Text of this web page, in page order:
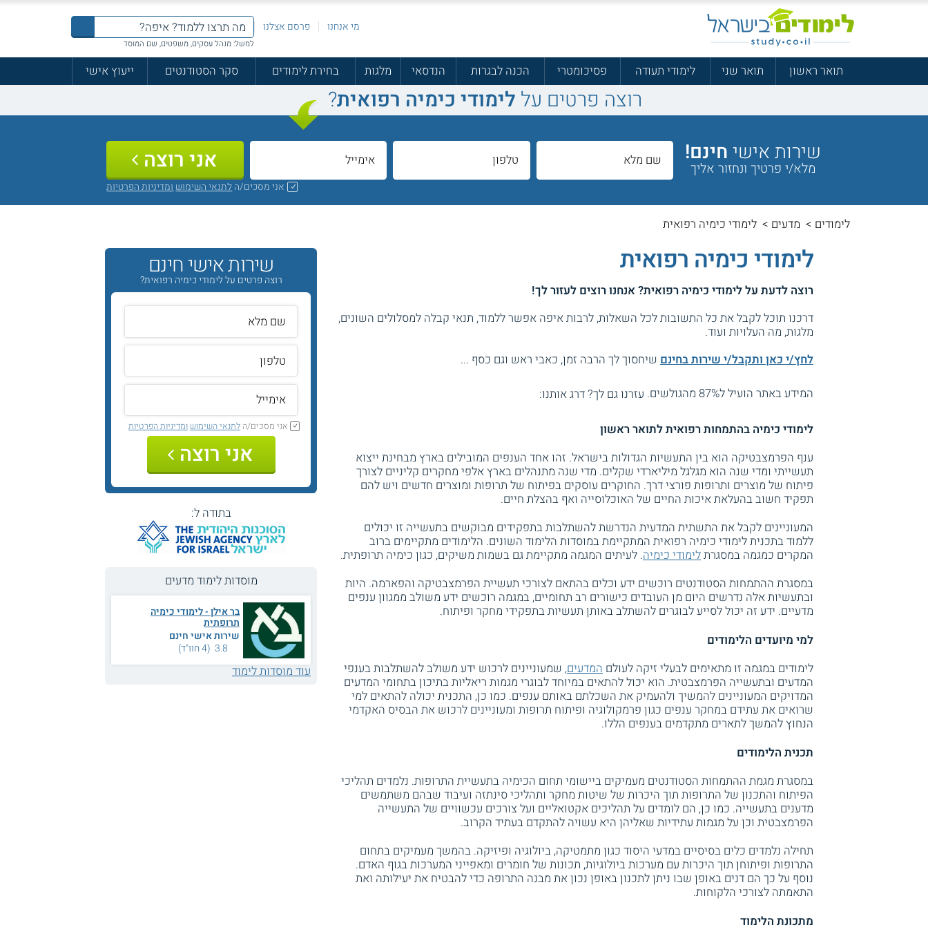
מי אנחנו פרסם אצלנו
למשל: מנהל עסקים, משפטים, שם המוסד
תואר ראשון תואר שני לימודי תעודה פסיכומטרי הכנה לבגרות הנדסאי מלגות בחירת לימודים סקר הסטודנטים ייעוץ אישי
רוצה פרטים על לימודי כימיה רפואית?
שירות אישיחינם!
מלא/י פרטיך ונחזור אליך
אני מסכים/הלתנאי השימושומדיניות הפרטיות
אני רוצה
לימודים > מדעים > לימודי כימיה רפואית
לימודי כימיה רפואית
רוצה לדעת עללימודי כימיה רפואית? אנחנו רוצים לעזור לך!
דרכנו תוכל לקבל את כל התשובות לכל השאלות, לרבות איפה אפשר ללמוד, תנאי קבלה למסלולים השונים,
מלגות, מה העלויות ועוד.
לחץ/י כאן ותקבל/י שירות בחינם שיחסוך לך הרבה זמן, כאבי ראש וגם כסף ...
המידע באתר הועיל ל87% מהגולשים.
עזרנו גם לך? דרג אותנו:
לימודי כימיה בהתמחות רפואית לתואר ראשון
ענף הפרמצבטיקה הוא בין התעשיות הגדולות בישראל. זהו אחד הענפים המובילים בארץ מבחינת ייצוא
תעשייתי ומדי שנה הוא מגלגל מיליארדי שקלים. מדי שנה מתנהלים בארץ אלפי מחקרים קליניים לצורך
פיתוח של מוצרים ותרופות פורצי דרך. החוקרים עוסקים בפיתוח של תרופות ומוצרים חדשים ויש להם
תפקיד חשוב בהעלאת איכות החיים של האוכלוסייה ואף בהצלת חיים.
המעוניינים לקבל את התשתית המדעית הנדרשת להשתלבות בתפקידים מבוקשים בתעשייה זו יכולים
ללמוד בתכנית לימודי כימיה רפואית המתקיימת במוסדות הלימוד השונים. הלימודים מתקיימים ברוב
המקרים כמגמה במסגרתלימודי כימיה. לעיתים המגמה מתקיימת גם בשמות משיקים, כגון כימיה תרופתית.
במסגרת ההתמחות הסטודנטים רוכשים ידע וכלים בהתאם לצורכי תעשיית הפרמצבטיקה והפארמה. היות
ובתעשיות אלה נדרשים היום מן העובדים כישורים רב תחומיים, במגמה רוכשים ידע משולב ממגוון ענפים
מדעיים. ידע זה יכול לסייע לבוגרים להשתלב באותן תעשיות בתפקידי מחקר ופיתוח.
למי מיועדים הלימודים
לימודים במגמה זו מתאימים לבעלי זיקה לעולם המדעים, שמעוניינים לרכוש ידע משולב להשתלבות בענפי
המדעים ובתעשייה הפרמצבטית. הוא יכול להתאים במיוחד לבוגרי מגמות ריאליות בתיכון בתחומי המדעים
המדויקים המעוניינים להמשיך ולהעמיק את השכלתם באותם ענפים. כמו כן, התכנית יכולה להתאים למי
שרואים את עתידם במחקר ענפים כגון פרמקולוגיה ופיתוח תרופות ומעוניינים לרכוש את הבסיס האקדמי
הנחוץ להמשך לתארים מתקדמים בענפים הללו.
תכנית הלימודים
במסגרת מגמת ההתמחות הסטודנטים מעמיקים ביישומי תחום הכימיה בתעשיית התרופות. נלמדים תהליכי
הפיתוח והתכנון של התרופות תוך היכרות של שיטות מחקר ותהליכי סינתזה ועיבוד שבהם משתמשים
מדענים בתעשייה. כמו כן, הם לומדים על תהליכים אקטואליים ועל צורכים עכשוויים של התעשייה
הפרמצבטית וכן על מגמות עתידיות שאליהן היא עשויה להתקדם בעתיד הקרוב.
תחילה נלמדים כלים בסיסיים במדעי היסוד כגון מתמטיקה, ביולוגיה ופיזיקה. בהמשך מעמיקים בתחום
התרופות ופיתוחן תוך היכרות עם מערכות ביולוגיות, תכונות של חומרים ומאפייני המערכות בגוף האדם.
נוסף על כך הם דנים באופן שבו ניתן לתכנון באופן נכון את מבנה התרופה כדי להבטיח את יעילותה ואת
התאמתה לצורכי הלקוחות.
מתכונת הלימוד
שירות אישי חינם
רוצה פרטים על לימודי כימיה רפואית?
אני מסכים/הלתנאי השימוש ומדיניות הפרטיות
אני רוצה
בתודה ל:
מוסדות לימוד מדעים
בר אילן - לימודי כימיה
תרופתית
שירות אישי חינם
3.8 (4 חוו"ד)
עוד מוסדות לימוד